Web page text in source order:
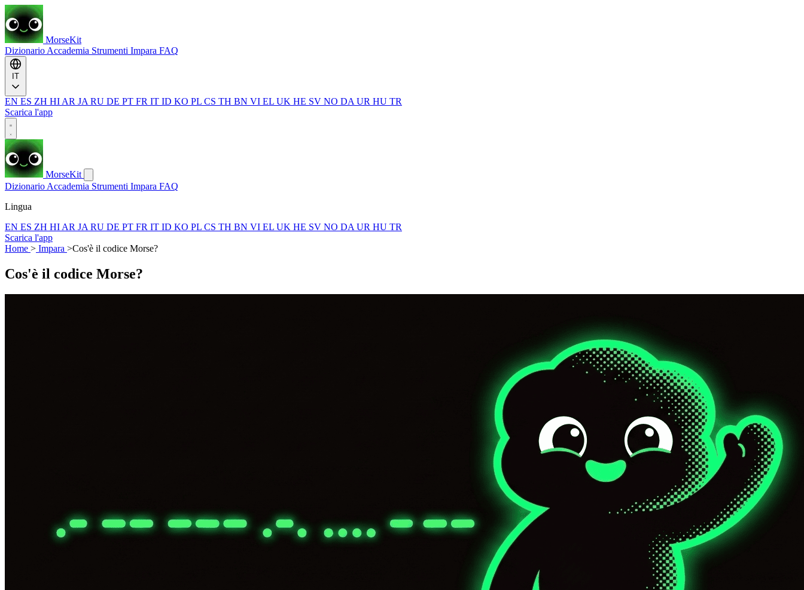
MorseKit
Dizionario Accademia Strumenti Impara FAQ
EN ES ZH HI AR JA RU DE PT FR IT ID KO PL CS TH BN VI EL UK HE SV NO DA UR HU TR
Scarica l'app
MorseKit
Dizionario Accademia Strumenti Impara FAQ
Lingua
EN ES ZH HI AR JA RU DE PT FR IT ID KO PL CS TH BN VI EL UK HE SV NO DA UR HU TR
Scarica l'app
Home > Impara >Cos'è il codice Morse?
Cos'è il codice Morse?